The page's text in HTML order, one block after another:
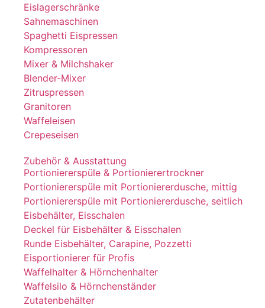
Eislagerschränke
Sahnemaschinen
Spaghetti Eispressen
Kompressoren
Mixer & Milchshaker
Blender-Mixer
Zitruspressen
Granitoren
Waffeleisen
Crepeseisen
Zubehör & Ausstattung
Portioniererspüle & Portionierertrockner
Portioniererspüle mit Portioniererdusche, mittig
Portioniererspüle mit Portioniererdusche, seitlich
Eisbehälter, Eisschalen
Deckel für Eisbehälter & Eisschalen
Runde Eisbehälter, Carapine, Pozzetti
Eisportionierer für Profis
Waffelhalter & Hörnchenhalter
Waffelsilo & Hörnchenständer
Zutatenbehälter